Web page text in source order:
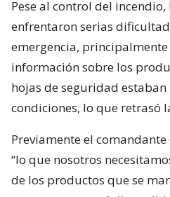
Pese al control del
enfrentaron serias
emergencia,
información sobre los
hojas de seguridad
condiciones, lo que retrasó
Previamente el
“lo que nosotros
de los productos que se